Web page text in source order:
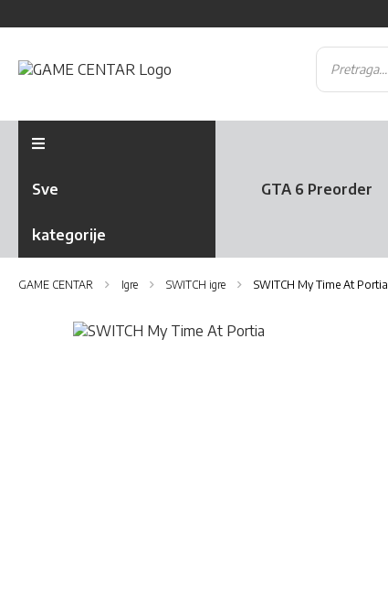
Sve
kategorije
GTA 6 Preorder
GAME CENTAR Igre SWITCH igre SWITCH My Time At Portia
Skip